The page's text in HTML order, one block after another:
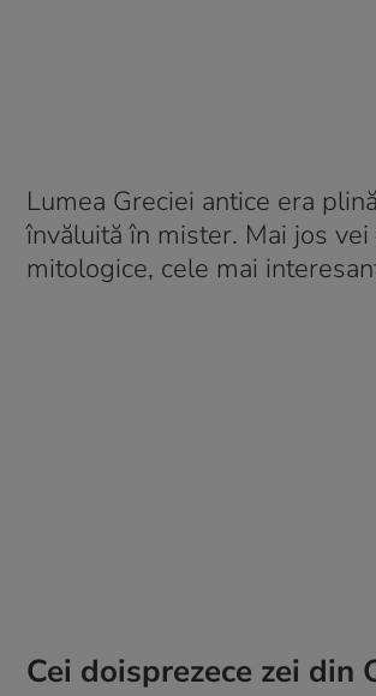
Lumea Greciei antice era
învăluită în mister. Mai jos
mitologice, cele mai
Cei doisprezece zei din